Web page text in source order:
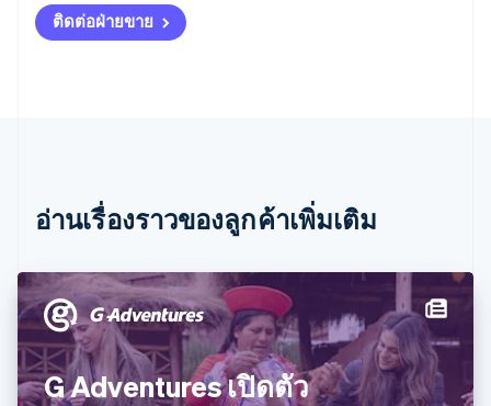
ติดต่อฝ่ายขาย
อ่านเรื่องราวของลูกค้าเพิ่มเติม
G Adventures เปิดตัว
แคนาดา
EnglishFrançais
ญี่ปุ่น
日本語English
ไทย
ไทย English
นอร์เวย์
English
นิวซีแลนด์
English